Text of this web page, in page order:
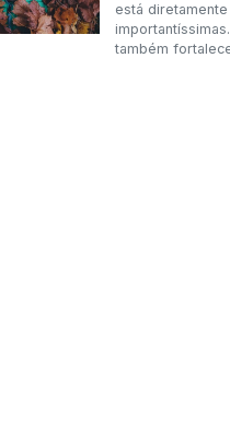
está
também